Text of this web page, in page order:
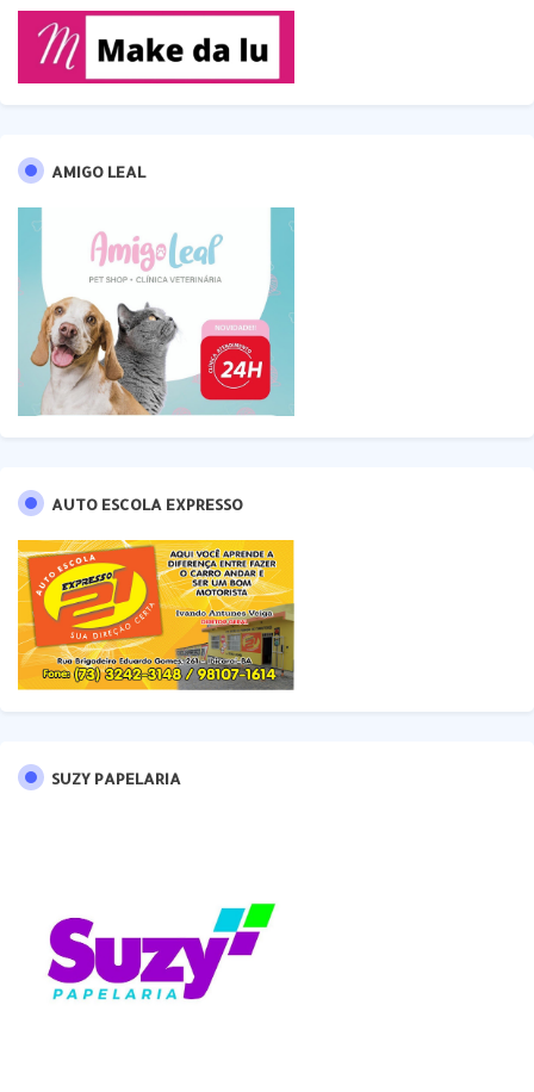
AMIGO LEAL
AUTO ESCOLA EXPRESSO
SUZY PAPELARIA